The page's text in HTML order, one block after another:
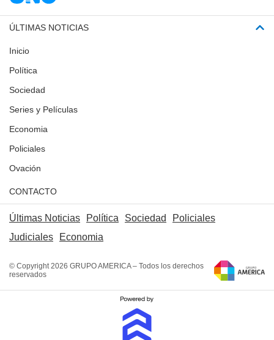
ÚLTIMAS NOTICIAS
Inicio
Política
Sociedad
Series y Películas
Economia
Policiales
Ovación
CONTACTO
Últimas Noticias Política Sociedad
Policiales
Judiciales
Economia
© Copyright 2026 GRUPO AMERICA – Todos los derechos
reservados